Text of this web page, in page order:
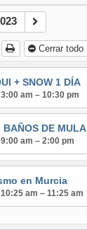
Cerrar todo
+ SNOW 1 DÍA
am – 10:30 pm
BAÑOS DE MULA
am – 2:00 pm
en Murcia
am – 11:25 am